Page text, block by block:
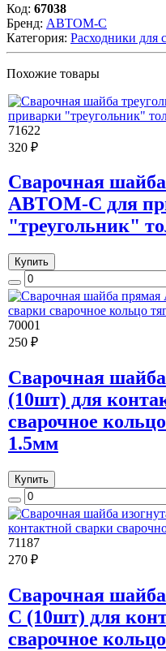
Код: 67038
Бренд: АВТОМ-С
Категория: Расходники для
Похожие товары
71622
320 ₽
Сварочная
АВТОМ-С для
"треугольник"
Купить
70001
250 ₽
Сварочная
(10шт) для
сварочное
1.5мм
Купить
71187
270 ₽
Сварочная
С (10шт) для
сварочное